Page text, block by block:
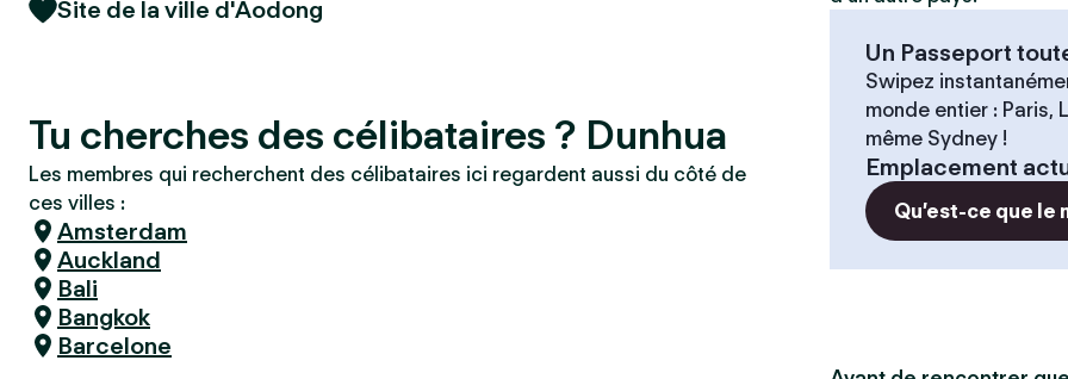
Site de la ville d'Aodong
Tu cherches des célibataires ? Dunhua
Les membres qui recherchent des célibataires ici regardent aussi du côté de
ces villes :
Amsterdam
Auckland
Bali
Bangkok
Barcelone
Un Passeport
Swipez
monde entier : Paris,
même Sydney !
Emplacement
Qu’est-ce que le